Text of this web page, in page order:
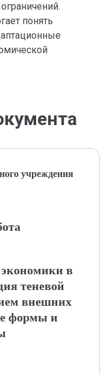
понять
учреждения
в
теневой
внешних
формы и